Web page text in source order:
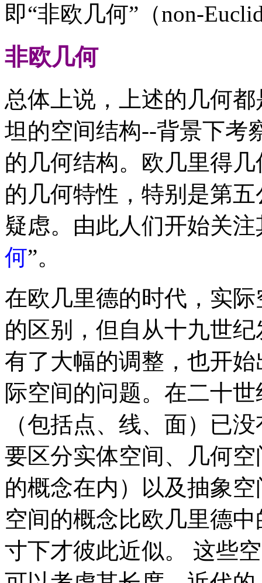
即“非欧几何”（non-
非欧几何
总体上说，上述的几何
坦的空间结构--背景下考
的几何结构。欧几里得
的几何特性，特别是第
疑虑。由此人们开始关
何”。
在欧几里德的时代，实
的区别，但自从十九世
有了大幅的调整，也开
际空间的问题。在二十
（包括点、线、面）已
要区分实体空间、几何
的概念在内）以及抽象
空间的概念比欧几里德
寸下才彼此近似。 这些